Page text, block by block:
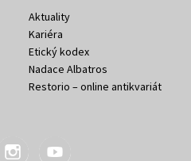
Aktuality
Kariéra
Etický kodex
Nadace Albatros
Restorio – online antikvariát